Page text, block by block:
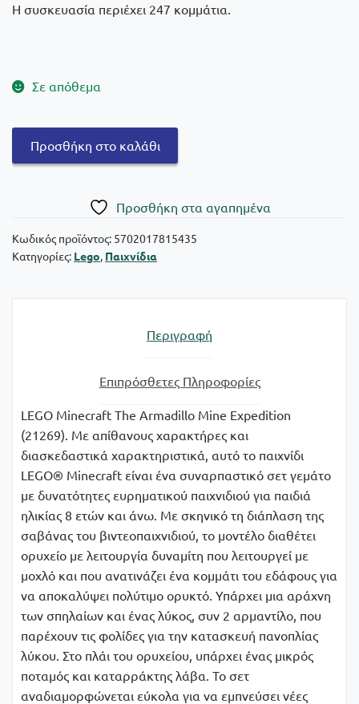
Η συσκευασία περιέχει 247 κομμάτια.
Σε απόθεμα
Minecraft:
Expedition
21269
Προσθήκη στο καλάθι
Πρoσθήκη στα αγαπημένα
Κωδικός προϊόντος: 5702017815435
Κατηγορίες: Lego, Παιχνίδια
Περιγραφή
Επιπρόσθετες Πληροφορίες
LEGO Minecraft The Armadillo Mine Expedition
(21269). Με απίθανους χαρακτήρες και
διασκεδαστικά χαρακτηριστικά, αυτό το παιχνίδι
LEGO® Minecraft είναι ένα συναρπαστικό σετ γεμάτο
με δυνατότητες ευρηματικού παιχνιδιού για παιδιά
ηλικίας 8 ετών και άνω. Με σκηνικό τη διάπλαση της
σαβάνας του βιντεοπαιχνιδιού, το μοντέλο διαθέτει
ορυχείο με λειτουργία δυναμίτη που λειτουργεί με
μοχλό και που ανατινάζει ένα κομμάτι του εδάφους για
να αποκαλύψει πολύτιμο ορυκτό. Υπάρχει μια αράχνη
των σπηλαίων και ένας λύκος, συν 2 αρμαντίλο, που
παρέχουν τις φολίδες για την κατασκευή πανοπλίας
λύκου. Στο πλάι του ορυχείου, υπάρχει ένας μικρός
ποταμός και καταρράκτης λάβα. Το σετ
αναδιαμορφώνεται εύκολα για να εμπνεύσει νέες